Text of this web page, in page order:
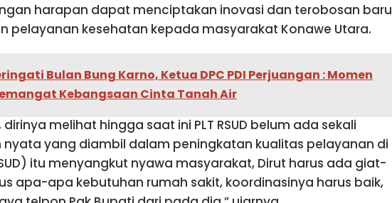
harapan dapat menciptakan inovasi dan terobosan baru
pelayanan kesehatan kepada masyarakat Konawe Utara.
Bulan Bung Karno, Ketua DPC PDI Perjuangan : Momen
Kebangsaan Cinta Tanah Air
melihat hingga saat ini PLT RSUD belum ada sekali
yang diambil dalam peningkatan kualitas pelayanan di
itu menyangkut nyawa masyarakat, Dirut harus ada giat-
apa-apa kebutuhan rumah sakit, koordinasinya harus baik,